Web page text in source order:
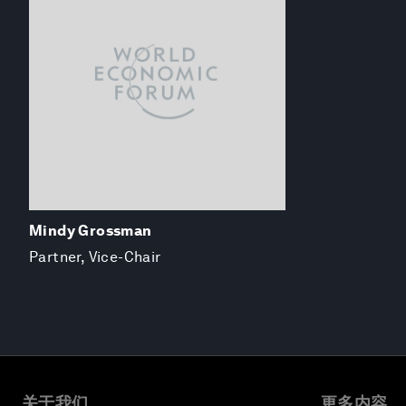
Mindy Grossman
Partner, Vice-Chair